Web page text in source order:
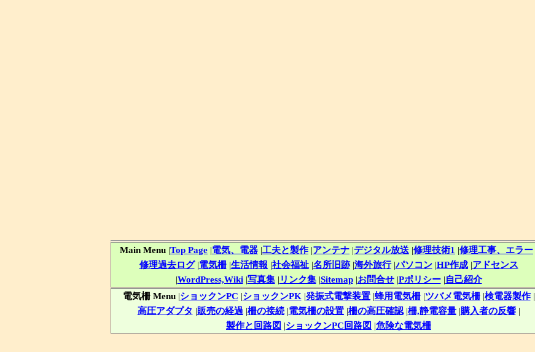
Main Menu |Top Page |電気、電器 |工夫と製作 |アンテナ |デジタル放送 |修理技術1 |修理工事、エラー
修理過去ログ|電気柵|生活情報 |社会福祉|名所旧跡|海外旅行|パソコン|HP作成|アドセンス
|WordPress,Wiki|写真集| リンク集|Sitemap|お問合せ|Pポリシー|自己紹介
電気柵 Menu|ショックンPC |ショックンPK |発振式電撃装置|蜂用電気柵|ツバメ電気柵|検電器製作|
高圧アダプタ |販売の経過 |柵の接続|電気柵の設置|柵の高圧確認|柵,静電容量|購入者の反響|
製作と回路図 |ショックンPC回路図 |危険な電気柵